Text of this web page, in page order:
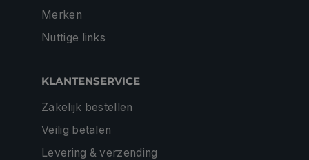
Merken
Nuttige links
KLANTENSERVICE
Zakelijk bestellen
Veilig betalen
Levering & verzending